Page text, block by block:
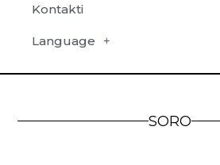
Kontakti
Language
SORO